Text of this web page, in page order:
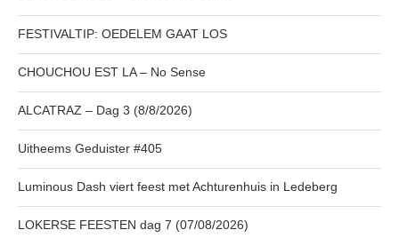
FESTIVALTIP: OEDELEM GAAT LOS
CHOUCHOU EST LA – No Sense
ALCATRAZ – Dag 3 (8/8/2026)
Uitheems Geduister #405
Luminous Dash viert feest met Achturenhuis in Ledeberg
LOKERSE FEESTEN dag 7 (07/08/2026)